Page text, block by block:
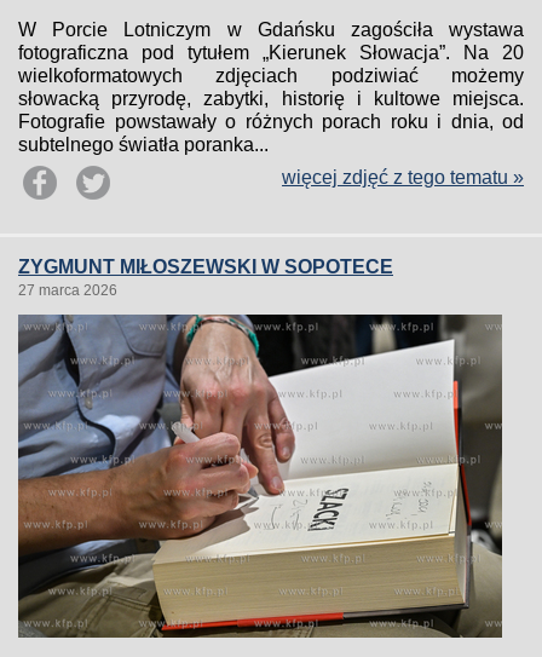
W Porcie Lotniczym w Gdańsku zagościła wystawa
fotograficzna pod tytułem „Kierunek Słowacja”. Na 20
wielkoformatowych zdjęciach podziwiać możemy
słowacką przyrodę, zabytki, historię i kultowe miejsca.
Fotografie powstawały o różnych porach roku i dnia, od
subtelnego światła poranka...
więcej zdjęć z tego tematu »
ZYGMUNT MIŁOSZEWSKI W SOPOTECE
27 marca 2026